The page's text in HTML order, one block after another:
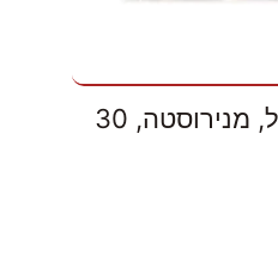
פלטת צלייה לחציל, מנירוסטה, 30